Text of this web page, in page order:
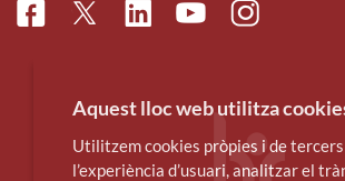
FacebookTwitterLinkedinYoutubeInstagram
Aquest lloc web utilitza
Utilitzem cookies pròpies i de
l’experiència d’usuari, analitzar el